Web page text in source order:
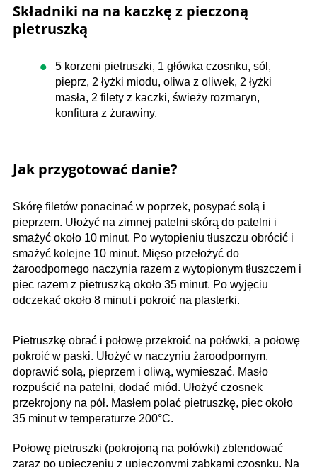
Składniki na na kaczkę z pieczoną
pietruszką
5 korzeni pietruszki, 1 główka czosnku, sól,
pieprz, 2 łyżki miodu, oliwa z oliwek, 2 łyżki
masła, 2 filety z kaczki, świeży rozmaryn,
konfitura z żurawiny.
Jak przygotować danie?
Skórę filetów ponacinać w poprzek, posypać solą i
pieprzem. Ułożyć na zimnej patelni skórą do patelni i
smażyć około 10 minut. Po wytopieniu tłuszczu obrócić i
smażyć kolejne 10 minut. Mięso przełożyć do
żaroodpornego naczynia razem z wytopionym tłuszczem i
piec razem z pietruszką około 35 minut. Po wyjęciu
odczekać około 8 minut i pokroić na plasterki.
Pietruszkę obrać i połowę przekroić na połówki, a połowę
pokroić w paski. Ułożyć w naczyniu żaroodpornym,
doprawić solą, pieprzem i oliwą, wymieszać. Masło
rozpuścić na patelni, dodać miód. Ułożyć czosnek
przekrojony na pół. Masłem polać pietruszkę, piec około
35 minut w temperaturze 200°C.
Połowę pietruszki (pokrojoną na połówki) zblendować
zaraz po upieczeniu z upieczonymi ząbkami czosnku. Na